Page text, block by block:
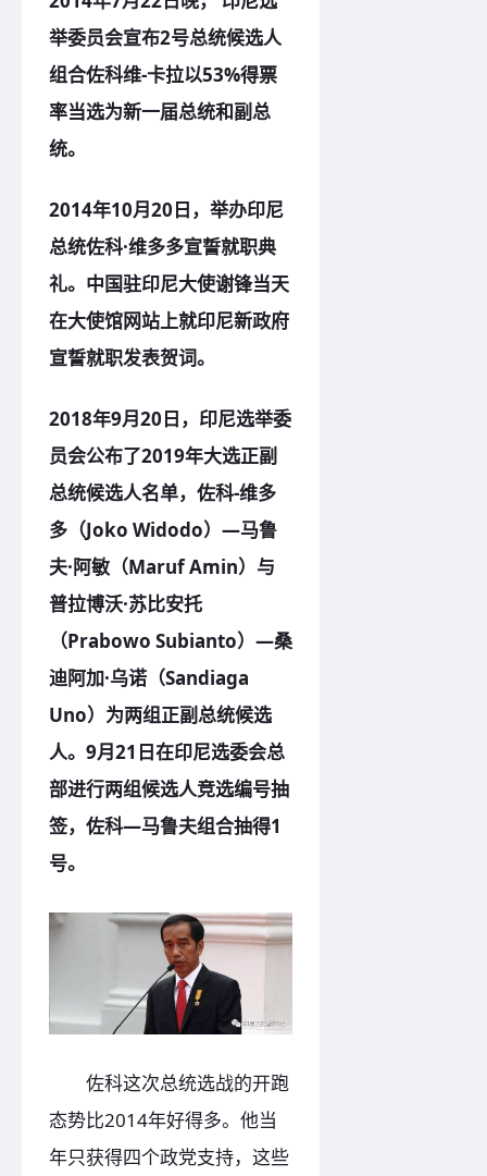
举委员会宣布2号总统候选人
组合佐科维-卡拉以53%得票
率当选为新一届总统和副总
统。
2014年10月20日，举办印尼
总统佐科·维多多宣誓就职典
礼。中国驻印尼大使谢锋当天
在大使馆网站上就印尼新政府
宣誓就职发表贺词。
2018年9月20日，印尼选举委
员会公布了2019年大选正副
总统候选人名单，佐科-维多
多 （Joko Widodo）—马鲁
夫·阿敏（Maruf Amin）与
普拉博沃·苏比安托
（Prabowo Subianto）—桑
迪阿加·乌诺（Sandiaga
Uno）为两组正副总统候选
人。9月21日在印尼选委会总
部进行两组候选人竞选编号抽
签，佐科—马鲁夫组合抽得1
号。
佐科这次总统选战的开跑
态势比2014年好得多。他当
年只获得四个政党支持，这些